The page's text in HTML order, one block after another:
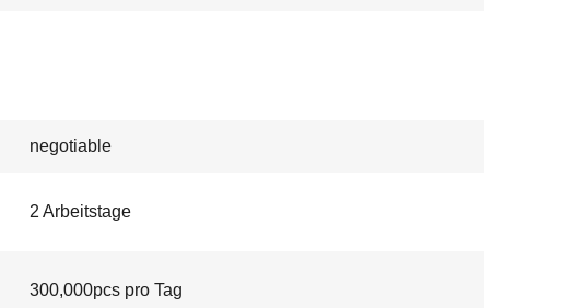
negotiable
2 Arbeitstage
300,000pcs pro Tag